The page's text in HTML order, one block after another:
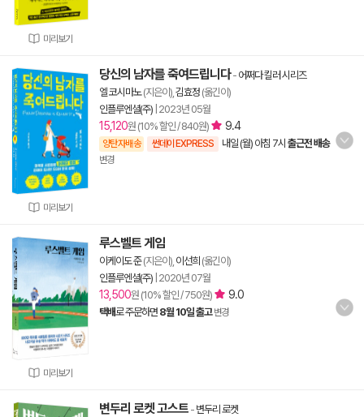
미리보기
미리보기
당신의 남자를 죽여드립니다- 어쩌다 킬러 시리즈
엘 코시마노(지은이), 김효정 (옮긴이)
인플루엔셜(주) 2023년 05월
15,120원 (10% 할인 / 840원) 9.4
양탄자배송 썬데이 EXPRESS 내일 (월) 아침 7시 출근전 배송
변경
미리보기
루스벨트 게임
이케이도 준(지은이), 이선희 (옮긴이)
인플루엔셜(주) 2020년 07월
13,500원 (10% 할인 / 750원) 9.0
택배로 주문하면 8월 10일 출고 변경
변두리 로켓 고스트 - 변두리 로켓